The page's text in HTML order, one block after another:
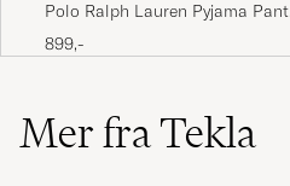
Polo Ralph Lauren Pyjama Pant
Mini Gingham Blue
899,-
Mer fra Tekla